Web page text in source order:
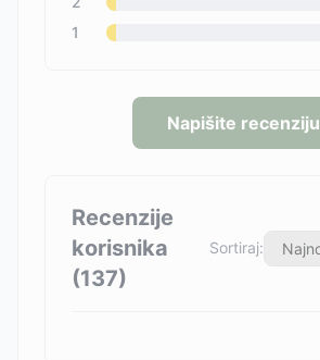
1
Napišite recenziju
Recenzije
korisnika
(137)
Sortiraj: